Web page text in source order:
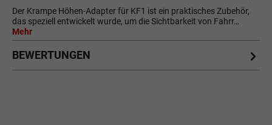
Der Krampe Höhen-Adapter für KF1 ist ein praktisches Zubehör,
das speziell entwickelt wurde, um die Sichtbarkeit von Fahrr…
Mehr
BEWERTUNGEN